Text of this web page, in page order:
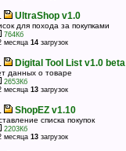
UltraShop v1.0
для похода за покупками
764Кб
месяца 14 загрузок
Digital Tool List v1.0 beta
данных о товаре
2653Кб
месяца 13 загрузок
ShopEZ v1.10
списка покупок
2203Кб
месяца 13 загрузок